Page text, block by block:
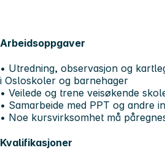
Arbeidsoppgaver
• Utredning, observasjon og
i Osloskoler og barnehager
• Veilede og trene veisøkende
• Samarbeide med PPT og andre
• Noe kursvirksomhet må
Kvalifikasjoner